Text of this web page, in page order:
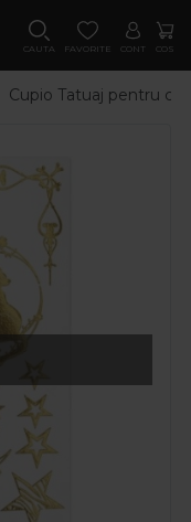
CAUTA FAVORITE CONT COS
Cupio Tatuaj pentru